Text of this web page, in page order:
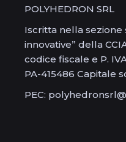
POLYHEDRON SRL
Iscritta nella sezione
innovative” della
codice fiscale e P.
PA-415486 Capitale
PEC: